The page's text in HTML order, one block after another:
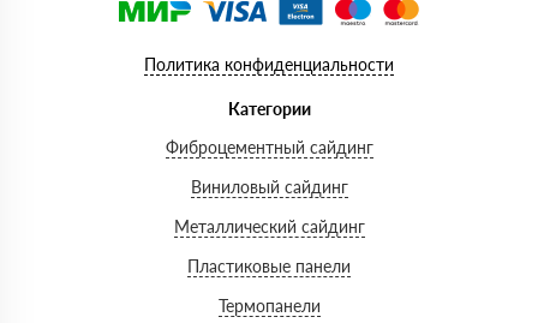
Политика конфиденциальности
Категории
Фиброцементный сайдинг
Виниловый сайдинг
Металлический сайдинг
Пластиковые панели
Термопанели